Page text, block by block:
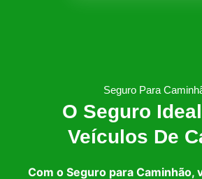
Seguro Para
O Seguro
Veículos De
Com o Seguro para Caminhão,